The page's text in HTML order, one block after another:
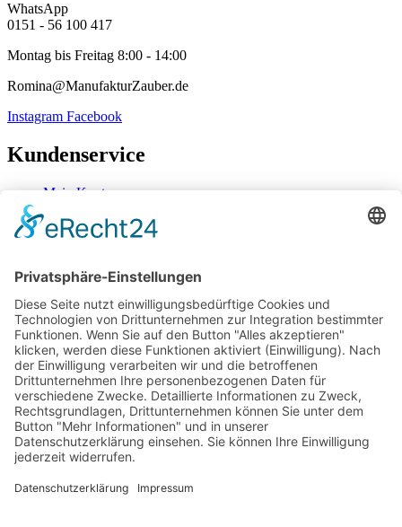
WhatsApp
0151 - 56 100 417
Montag bis Freitag 8:00 - 14:00
Romina@ManufakturZauber.de
Instagram Facebook
Kundenservice
Mein Konto
Zahlung & Versand
Widerrufsbelehrung
Mein Konto
Kontakt
Zahlung & Versand
Widerrufsbelehrung
Vertrag Widerrufen
Informationen
Über Mich
Impressum
AGB
Datenschutzerklärung